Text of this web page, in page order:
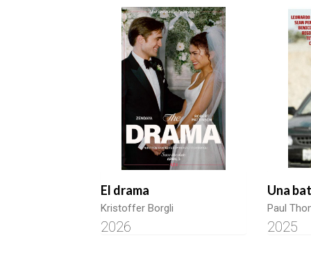
El drama
Kristoffer Borgli
2026
Una
Paul
2025